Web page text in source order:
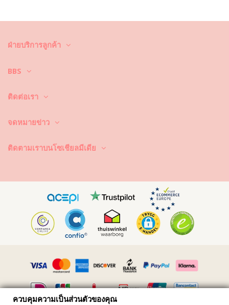
Vimeo ID: 315847482
ฝ่ายบริการลูกค้า
BBS
ติดต่อเรา
จดหมายข่าว
ติดตามเราบนโซเชียลมีเดีย
ควบคุมความเป็นส่วนตัวของคุณ